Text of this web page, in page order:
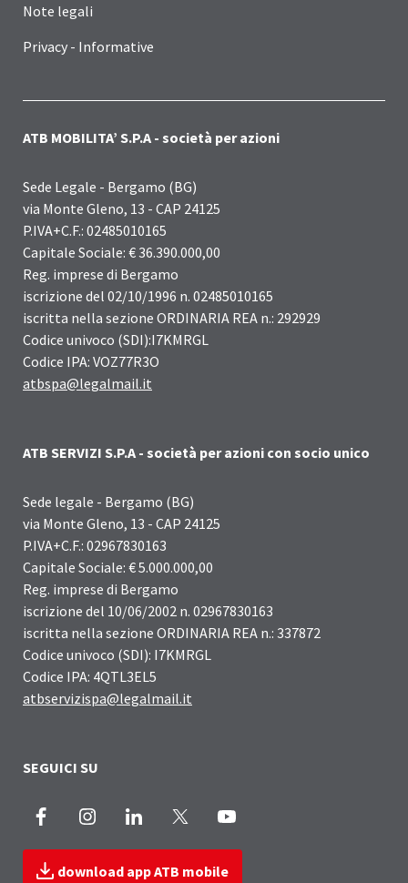
Note legali
Privacy - Informative
ATB MOBILITA’ S.P.A - società per azioni
Sede Legale - Bergamo (BG)
via Monte Gleno, 13 - CAP 24125
P.IVA+C.F.: 02485010165
Capitale Sociale: € 36.390.000,00
Reg. imprese di Bergamo
iscrizione del 02/10/1996 n. 02485010165
iscritta nella sezione ORDINARIA REA n.: 292929
Codice univoco (SDI):I7KMRGL
Codice IPA: VOZ77R3O
atbspa@legalmail.it
ATB SERVIZI S.P.A - società per azioni con socio unico
Sede legale - Bergamo (BG)
via Monte Gleno, 13 - CAP 24125
P.IVA+C.F.: 02967830163
Capitale Sociale: € 5.000.000,00
Reg. imprese di Bergamo
iscrizione del 10/06/2002 n. 02967830163
iscritta nella sezione ORDINARIA REA n.: 337872
Codice univoco (SDI): I7KMRGL
Codice IPA: 4QTL3EL5
atbservizispa@legalmail.it
SEGUICI SU
Facebook InstagramLinkedIn
download app ATB mobile